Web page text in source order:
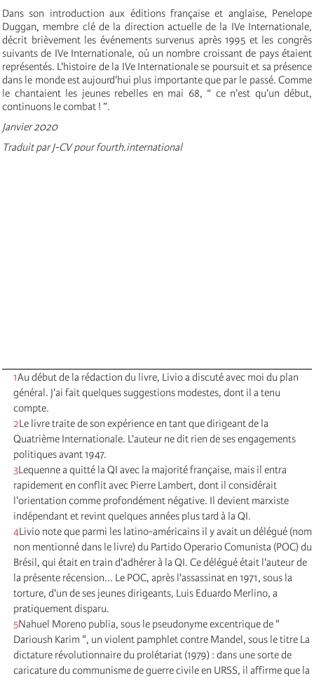
Dans son introduction aux éditions française et anglaise, Penelope
Duggan, membre clé de la direction actuelle de la IVe Internationale,
décrit brièvement les événements survenus après 1995 et les congrès
suivants de IVe Internationale, où un nombre croissant de pays étaient
représentés. L'histoire de la IVe Internationalese poursuit et sa présence
dans le monde est aujourd'hui plus importante que par le passé. Comme
le chantaient les jeunes rebelles en mai 68, “ ce n'est qu'un début,
continuons le combat ! ”.
Janvier 2020
Traduit par J-CV pour fourth.international
1Au début de la rédaction du livre, Livio a discuté avec moi du plan
général. J'ai fait quelques suggestions modestes, dont il a tenu
compte.
2Le livre traite de son expérience en tant que dirigeant de la
Quatrième Internationale. L'auteur ne dit rien de ses engagements
politiques avant 1947.
3Lequenne a quitté la QI avec la majorité française, mais il entra
rapidement en conflit avec Pierre Lambert, dont il considérait
l'orientation comme profondément négative. Il devient marxiste
indépendant et revint quelques années plus tard à la QI.
4Livio note que parmi les latino-américains il y avait un délégué (nom
non mentionné dans le livre) du Partido Operario Comunista (POC) du
Brésil, qui était en train d'adhérer à la QI. Ce délégué était l'auteur de
la présente récension... Le POC, après l'assassinat en 1971, sous la
torture, d'un de ses jeunes dirigeants, Luis Eduardo Merlino, a
pratiquement disparu.
5Nahuel Moreno publia, sous le pseudonyme excentrique de "
Darioush Karim ", un violent pamphlet contre Mandel, sous le titre La
dictature révolutionnaire du prolétariat (1979) : dans une sorte de
caricature du communisme de guerre civile en URSS, il affirme que la